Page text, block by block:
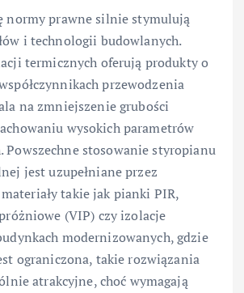
normy prawne silnie stymulują
i technologii budowlanych.
termicznych oferują produkty o
przewodzenia
na zmniejszenie grubości
wysokich parametrów
Powszechne stosowanie styropianu
jest uzupełniane przez
takie jak pianki PIR,
(VIP) czy izolacje
modernizowanych, gdzie
ograniczona, takie rozwiązania
atrakcyjne, choć wymagają